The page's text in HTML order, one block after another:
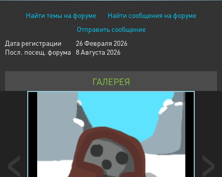
Найти темы на форуме
Найти сообщения на форуме
Отправить сообщение
Дата регистрации
26 Февраля 2026
Посл. посещ. форума 8 Августа 2026
ГАЛЕРЕЯ